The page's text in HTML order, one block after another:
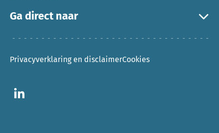
Ga direct naar
Privacyverklaring en disclaimerCookies
Ga naar LinkedIn